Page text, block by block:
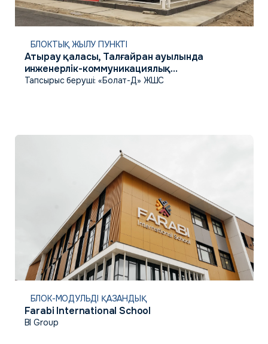
БЛОКТЫҚ ЖЫЛУ ПУНКТІ
Атырау қаласы, Талғайран ауылында
инженерлік-коммуникациялық
инфрақұрылымды салу
Тапсырыс беруші: «Болат-Д» ЖШС
БЛОК-МОДУЛЬДІ ҚАЗАНДЫҚ
Farabi International School
BI Group